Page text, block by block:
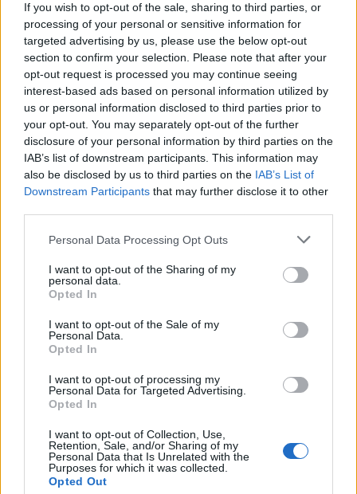
If you wish to opt-out of the sale, sharing to third parties, or
processing of your personal or sensitive information for
targeted advertising by us, please use the below opt-out
section to confirm your selection. Please note that after your
opt-out request is processed you may continue seeing
interest-based ads based on personal information utilized by
us or personal information disclosed to third parties prior to
your opt-out. You may separately opt-out of the further
disclosure of your personal information by third parties on the
IAB’s list of downstream participants. This information may
also be disclosed by us to third parties on the IAB’s List of
Downstream Participants that may further disclose it to other
Personal Data Processing Opt Outs
I want to opt-out of the Sharing of my
personal data.
Opted In
I want to opt-out of the Sale of my
Personal Data.
Opted In
I want to opt-out of processing my
Personal Data for Targeted Advertising.
Opted In
I want to opt-out of Collection, Use,
Retention, Sale, and/or Sharing of my
Personal Data that Is Unrelated with the
Purposes for which it was collected.
Opted Out
allen herauskitzelt.
Die Marmite- oder in diesem Fall Jaguar-Lovers müssen
sich aber noch etwas gedulden, bis sie sich den Schlitten
gönnen können. Laut Brancheninsidern kann es sich
Jaguar eigentlich nicht leisten, ein Jahr lang nichts zu
verkaufen. Und doch kriegt man den Type 00 erst in
einem Jahr in die Garage. Ende 2025 wird der viertürige
GT enthüllt, Anfang 2026 kann man darin rumkurven. In
einem Zeitalter, in dem unsere Aufmerksamkeitsspanne
beginnen. Gerry McGovern nimmt es gelassen: „Es gibt
dieses Sprichwort, das besagt, dass man nicht pleite geht,
wenn man nicht auf seine Kundschaft hört, sondern wenn
Luxusgeschäft, denn auch auf eine Birkin Bag warten
manche Kundinnen Jahre. „Die Menschen brauchen
keinen Luxus, sie wollen ihn“, sagt McGovern. So passt es
auch, dass in den kommenden Monaten neue Brand
Jaguarwelt am eigenen Leib erfahren kann. Der erste
davon eröffnet im Herzen des Pariser Luxusmodeviertels,
dem „Goldenen Dreieck“ im achten Arrondissement. „Es